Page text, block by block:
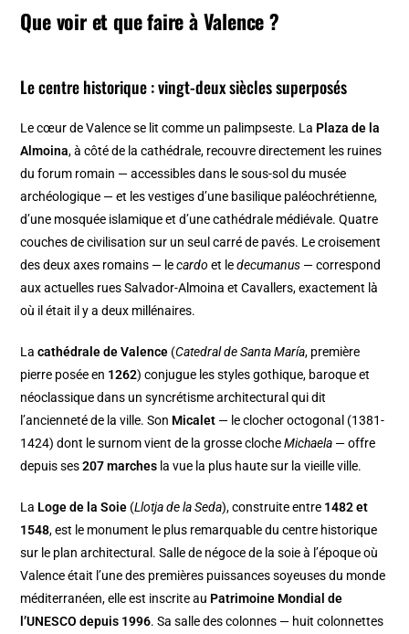
Que voir et que faire à Valence ?
Le centre historique : vingt-deux siècles superposés
Le cœur de Valence se lit comme un palimpseste. La Plaza de la
Almoina, à côté de la cathédrale, recouvre directement les ruines
du forum romain — accessibles dans le sous-sol du musée
archéologique — et les vestiges d’une basilique paléochrétienne,
d’une mosquée islamique et d’une cathédrale médiévale. Quatre
couches de civilisation sur un seul carré de pavés. Le croisement
des deux axes romains — lecardo et ledecumanus — correspond
aux actuelles rues Salvador-Almoina et Cavallers, exactement là
où il était il y a deux millénaires.
Lacathédrale de Valence (Catedral de Santa María, première
pierre posée en 1262) conjugue les styles gothique, baroque et
néoclassique dans un syncrétisme architectural qui dit
l’ancienneté de la ville. Son Micalet — le clocher octogonal (1381-
1424) dont le surnom vient de la grosse clocheMichaela — offre
depuis ses207 marches la vue la plus haute sur la vieille ville.
La Loge de la Soie (Llotja de la Seda), construite entre 1482 et
1548, est le monument le plus remarquable du centre historique
sur le plan architectural. Salle de négoce de la soie à l’époque où
Valence était l’une des premières puissances soyeuses du monde
méditerranéen, elle est inscrite au Patrimoine Mondial de
l’UNESCO depuis 1996. Sa salle des colonnes — huit colonnettes